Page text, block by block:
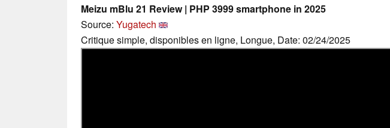
Meizu mBlu 21 Review | PHP 3999 smartphone in 2025
Source: Yugatech
Critique simple, disponibles en ligne, Longue, Date: 02/24/2025